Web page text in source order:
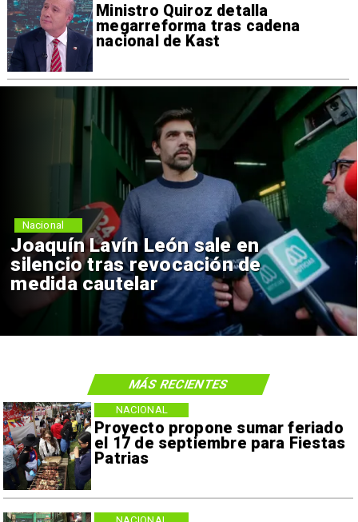
Ministro Quiroz detalla
megarreforma tras cadena
nacional de Kast
Joaquín Lavín León sale en
silencio tras revocación de
medida cautelar
Nacional
Proyecto propone sumar feriado
el 17 de septiembre para Fiestas
Patrias
NACIONAL
MÁS RECIENTES